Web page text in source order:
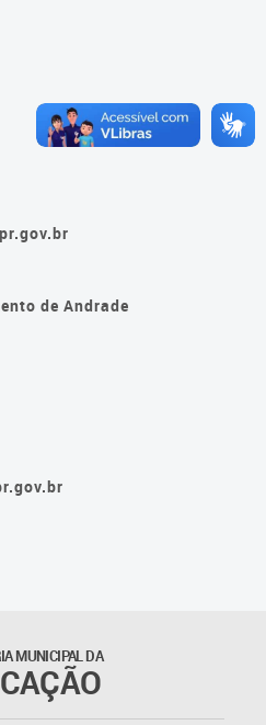
de Andrade
MUNICIPAL DA